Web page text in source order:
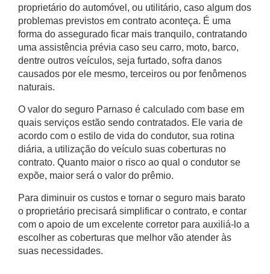
proprietário do automóvel, ou utilitário, caso algum dos
problemas previstos em contrato aconteça. É uma
forma do assegurado ficar mais tranquilo, contratando
uma assistência prévia caso seu carro, moto, barco,
dentre outros veículos, seja furtado, sofra danos
causados por ele mesmo, terceiros ou por fenômenos
naturais.
O valor do seguro Parnaso é calculado com base em
quais serviços estão sendo contratados. Ele varia de
acordo com o estilo de vida do condutor, sua rotina
diária, a utilização do veículo suas coberturas no
contrato. Quanto maior o risco ao qual o condutor se
expõe, maior será o valor do prêmio.
Para diminuir os custos e tornar o seguro mais barato
o proprietário precisará simplificar o contrato, e contar
com o apoio de um excelente corretor para auxiliá-lo a
escolher as coberturas que melhor vão atender às
suas necessidades.